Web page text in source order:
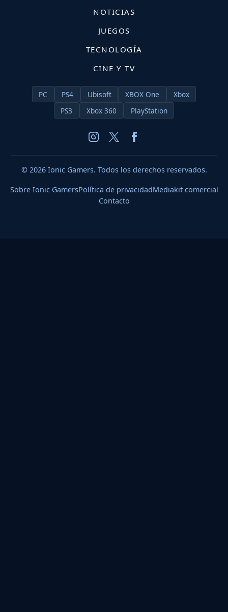
NOTICIAS
JUEGOS
TECNOLOGÍA
CINE Y TV
PC PS4 Ubisoft XBOX One
Xbox
PS3
Xbox 360 PlayStation
© 2026 Ionic Gamers. Todos los derechos reservados.
Sobre Ionic GamersPolítica de privacidadMediakit comercial
Contacto